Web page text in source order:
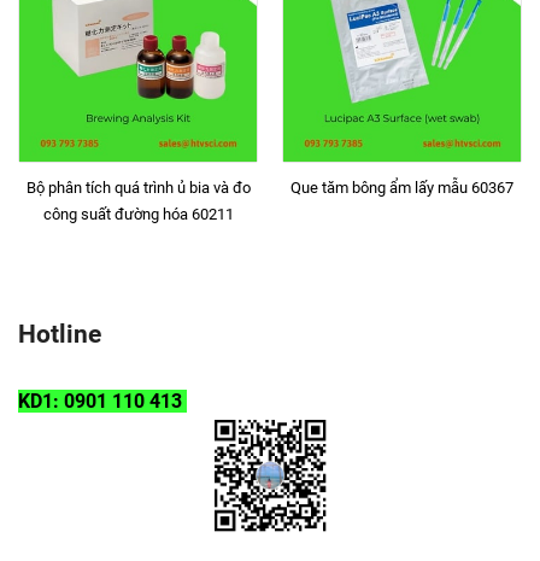
Bộ phân tích quá trình ủ bia và đo
công suất đường hóa 60211
Que tăm bông ẩm lấy mẫu 60367
Hotline
KD1: 0901 110 413